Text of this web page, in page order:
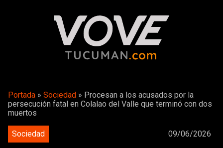
Portada » Sociedad » Procesan a los acusados por la
persecución fatal en Colalao del Valle que terminó con dos
muertos
Sociedad 09/06/2026